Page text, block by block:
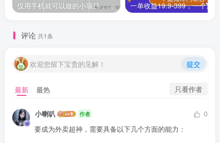
仅用手机就可以做的小项目，当天就能见钱，每天100-300
评论 共1条
欢迎您留下宝贵的见解！ 提交
最新 最热 只看作者
小喇叭 作者
0
要成为外卖超神，需要具备以下几个方面的能力：